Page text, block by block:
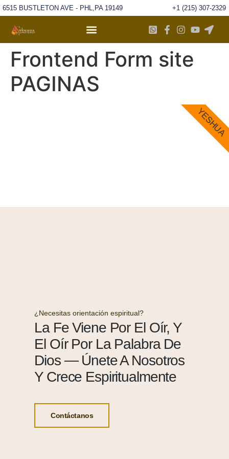
6515 BUSTLETON AVE - PHL,PA 19149 +1 (215) 307-2329
Frontend Form site
PAGINAS
¿Necesitas orientación espiritual?
La Fe Viene Por El Oír, Y
El Oír Por La Palabra De
Dios — Únete A Nosotros
Y Crece Espiritualmente
Contáctanos
YESHUA